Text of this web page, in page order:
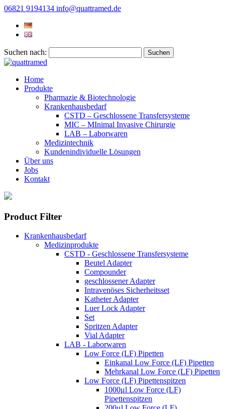
06821 9194134 info@quattramed.de
Suchen nach:
Home
Produkte
Pharmazie & Biotechnologie
Krankenhausbedarf
CSTD – Geschlossene Transfersysteme
MIC – MInimal Invasive Chirurgie
LAB – Laborwaren
Medizintechnik
Kundenindividuelle Lösungen
Über uns
Jobs
Kontakt
Product Filter
Krankenhausbedarf
Medizinprodukte
CSTD - Geschlossene Transfersysteme
Beutel Adapter
Compounder
geschlossener Adapter
Intravenöses Sicherheitsset
Katheter Adapter
Luer Lock Adapter
Set
Spritzen Adapter
Vial Adapter
LAB - Laborwaren
Low Force (LF) Pipetten
Einkanal Low Force (LF) Pipetten
Mehrkanal Low Force (LF) Pipetten
Low Force (LF) Pipettenspitzen
1000μl Low Force (LF)
Pipettenspitzen